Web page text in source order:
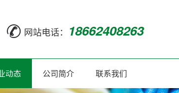
网站电话： 18662408263
动态 公司简介 联系我们